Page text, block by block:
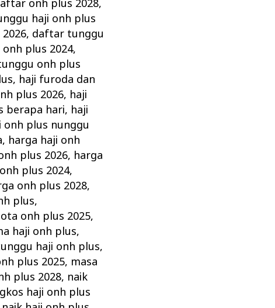
onh plus 2028,
haji onh plus
, daftar tunggu
plus 2024,
onh plus
, haji furoda dan
plus 2026, haji
berapa hari, haji
onh plus nunggu
, harga haji onh
plus 2026, harga
plus 2024,
onh plus 2028,
plus,
onh plus 2025,
haji onh plus,
haji onh plus,
plus 2025, masa
plus 2028, naik
haji onh plus